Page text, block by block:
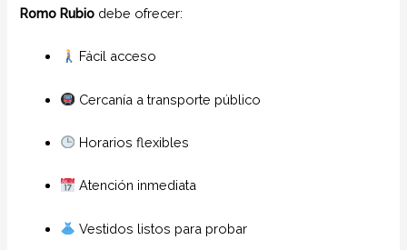
Romo Rubio debe ofrecer:
Fácil acceso
Cercanía a transporte público
Horarios flexibles
Atención inmediata
Vestidos listos para probar